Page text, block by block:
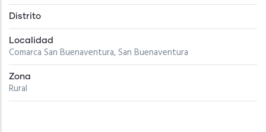
Distrito
Localidad
Comarca San Buenaventura, San Buenaventura
Zona
Rural